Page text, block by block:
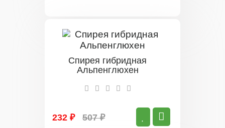
Спирея гибридная
Альпенглюхен
232 ₽ 507 ₽